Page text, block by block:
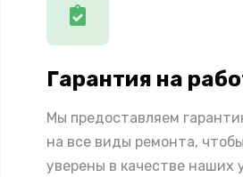
Гарантия на
Мы предоставляем
на все виды ремонта,
уверены в качестве наших